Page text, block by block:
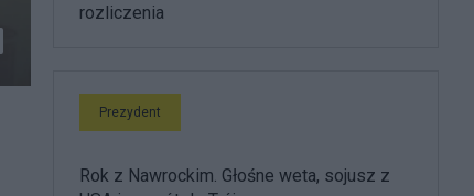
rozliczenia
Prezydent
Rok z Nawrockim. Głośne weta, sojusz z